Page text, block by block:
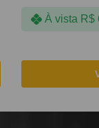
À vista R$